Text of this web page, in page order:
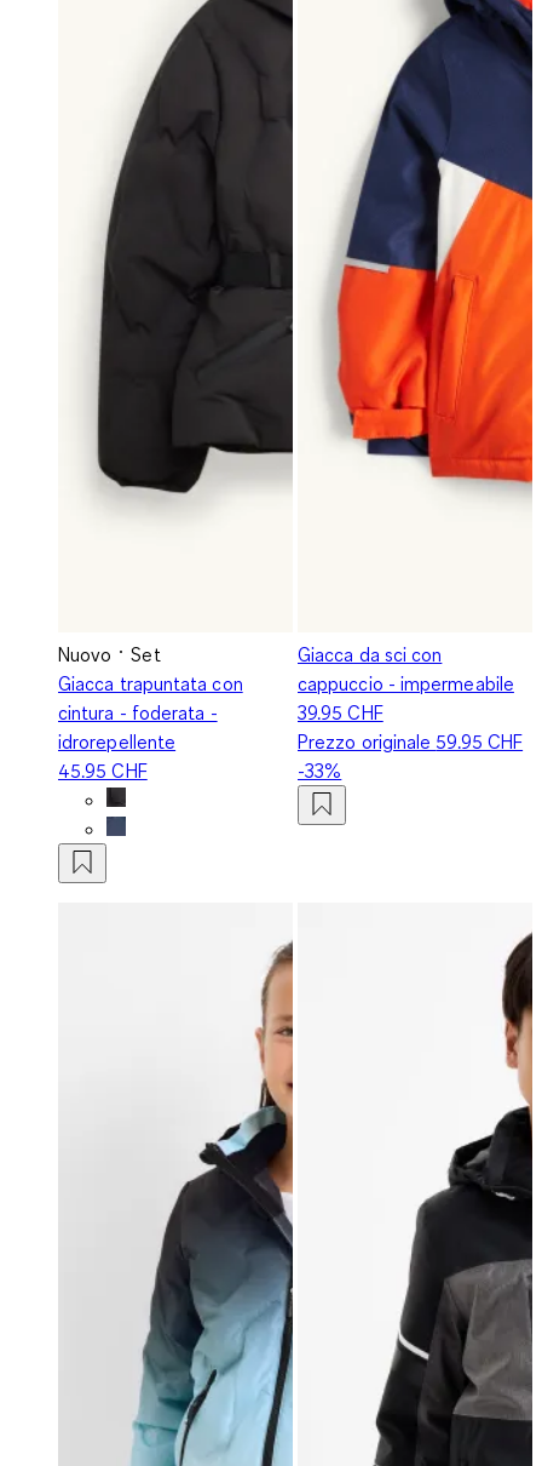
Nuovo
Set
Giacca trapuntata con
cintura - foderata -
idrorepellente
45.95 CHF
Giacca da sci con
cappuccio - impermeabile
39.95 CHF
Prezzo originale 59.95 CHF
-33%